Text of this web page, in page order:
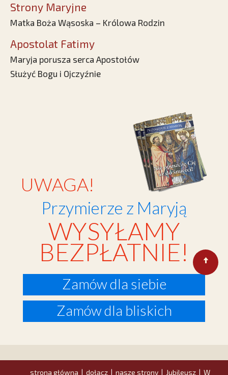
Strony Maryjne
Matka Boża Wąsoska – Królowa Rodzin
Apostolat Fatimy
Maryja porusza serca Apostołów
Służyć Bogu i Ojczyźnie
UWAGA!
Przymierze z Maryją
WYSYŁAMY
BEZPŁATNIE!
Zamów dla siebie
Zamów dla bliskich
strona główna dołącz nasze strony Jubileusz W